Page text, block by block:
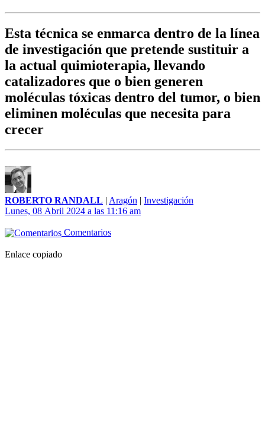
Esta técnica se enmarca dentro de la línea
de investigación que pretende sustituir a
la actual quimioterapia, llevando
catalizadores que o bien generen
moléculas tóxicas dentro del tumor, o bien
eliminen moléculas que necesita para
crecer
ROBERTO RANDALL | Aragón | Investigación
Lunes, 08 Abril 2024 a las 11:16 am
Comentarios
Enlace copiado